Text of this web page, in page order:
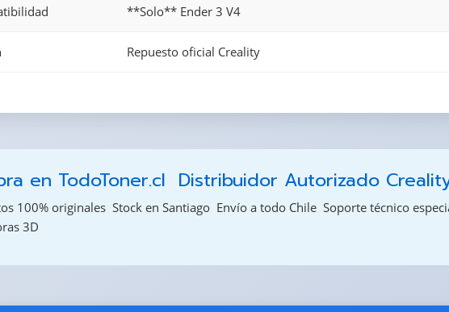
**Solo** Ender 3 V4
Repuesto oficial Creality
en TodoToner.cl  Distribuidor Autorizado
100% originales  Stock en Santiago  Envío a todo Chile  Soporte técnico
3D